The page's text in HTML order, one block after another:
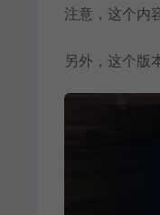
注意，这个内
另外，这个版